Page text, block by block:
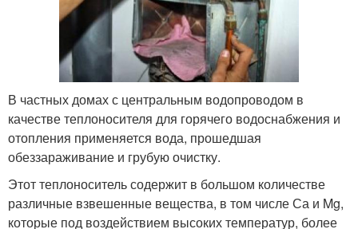
В частных домах с центральным водопроводом в
качестве теплоносителя для горячего водоснабжения и
отопления применяется вода, прошедшая
обеззараживание и грубую очистку.
Этот теплоноситель содержит в большом количестве
различные взвешенные вещества, в том числе Са и Mg,
которые под воздействием высоких температур, более